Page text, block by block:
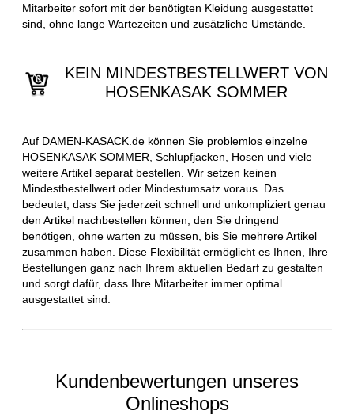
Mitarbeiter sofort mit der benötigten Kleidung ausgestattet
sind, ohne lange Wartezeiten und zusätzliche Umstände.
KEIN MINDESTBESTELLWERT VON
HOSENKASAK SOMMER
Auf DAMEN-KASACK.de können Sie problemlos einzelne
HOSENKASAK SOMMER, Schlupfjacken, Hosen und viele
weitere Artikel separat bestellen. Wir setzen keinen
Mindestbestellwert oder Mindestumsatz voraus. Das
bedeutet, dass Sie jederzeit schnell und unkompliziert genau
den Artikel nachbestellen können, den Sie dringend
benötigen, ohne warten zu müssen, bis Sie mehrere Artikel
zusammen haben. Diese Flexibilität ermöglicht es Ihnen, Ihre
Bestellungen ganz nach Ihrem aktuellen Bedarf zu gestalten
und sorgt dafür, dass Ihre Mitarbeiter immer optimal
ausgestattet sind.
Kundenbewertungen unseres
Onlineshops